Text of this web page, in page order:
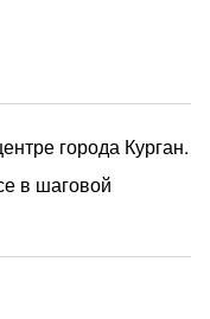
города Курган.
в шаговой